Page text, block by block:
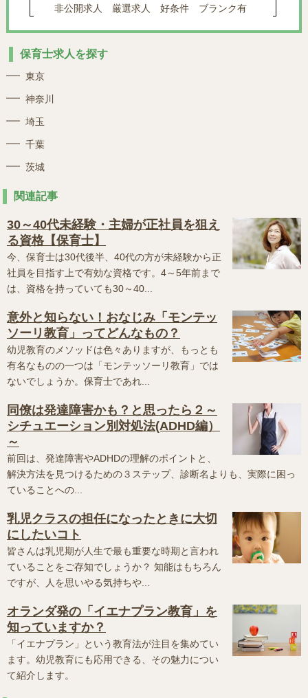
非公開求人 厳選求人 好条件 ブランク有
保育士求人を探す
東京
神奈川
埼玉
千葉
茨城
関連記事
30～40代未経験・主婦が正社員を狙え
る資格【保育士】
今、保育士は30代後半、40代の方が未経験から正
社員を目指す上で有効な資格です。4～5年前まで
は、資格を持っていても30～40...
意外と知らない！おなじみ「モンテッ
ソーリ教育」ってどんなもの？
幼児教育のメソッドは色々ありますが、もっとも
有名なものの一つは「モンテッソーリ教育」では
ないでしょうか。保育士であれ...
同僚は発達障害かも？と思ったら２～
シチュエーション別対処法(ADHD編）
～
前回は、発達障害やADHDの理解のポイントと、
解決方法を見つけるための３ステップ、診断名よりも、実際に困っ
ていることへの...
乳児クラスの担任になったときに大切
にしたいコト
皆さんは乳児期が人生で最も重要な時期と言われ
ていることをご存知でしょうか？ 知能はもちろん
ですが、人を思いやる気持ちや...
オランダ発の「イエナプラン教育」を
知っていますか？
「イエナプラン」という教育法が注目を集めてい
ます。幼児教育にも応用できる、その魅力につい
て紹介します。